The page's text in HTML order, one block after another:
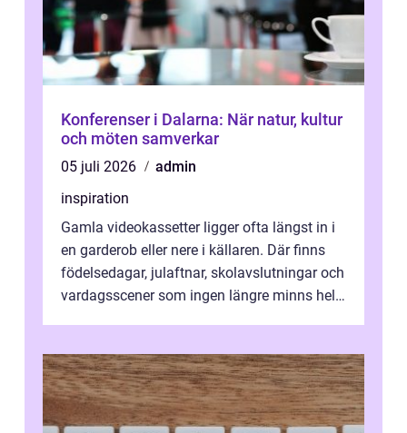
Konferenser i Dalarna: När natur, kultur
och möten samverkar
05 juli 2026
admin
inspiration
Gamla videokassetter ligger ofta längst in i
en garderob eller nere i källaren. Där finns
födelsedagar, julaftnar, skolavslutningar och
vardagsscener som ingen längre minns helt.